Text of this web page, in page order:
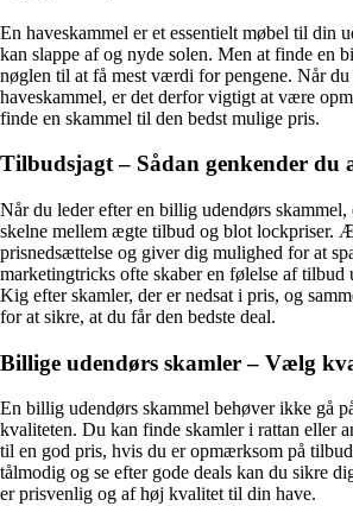
En haveskammel er et essentielt møbel til din
kan slappe af og nyde solen. Men at finde en
nøglen til at få mest værdi for pengene. Når du
haveskammel, er det derfor vigtigt at være
finde en skammel til den bedst mulige pris.
Tilbudsjagt – Sådan genkender du
Når du leder efter en billig udendørs
skelne mellem ægte tilbud og blot lockpriser.
prisnedsættelse og giver dig mulighed for at
marketingtricks ofte skaber en følelse af tilbud
Kig efter skamler, der er nedsat i pris, og
for at sikre, at du får den bedste deal.
Billige udendørs skamler – Vælg
En billig udendørs skammel behøver ikke gå
kvaliteten. Du kan finde skamler i rattan eller
til en god pris, hvis du er opmærksom på
tålmodig og se efter gode deals kan du sikre
er prisvenlig og af høj kvalitet til din have.